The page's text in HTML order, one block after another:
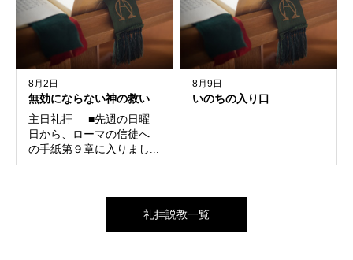
8月2日
無効にならない神の救い
主日礼拝 ■先週の日曜
日から、ローマの信徒へ
の手紙第９章に入りまし...
8月9日
いのちの入り口
礼拝説教一覧